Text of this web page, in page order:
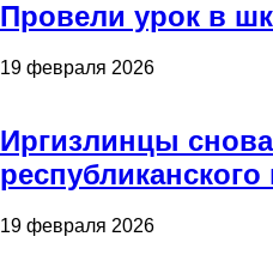
Провели урок в
19 февраля 2026
Иргизлинцы
республиканского
19 февраля 2026